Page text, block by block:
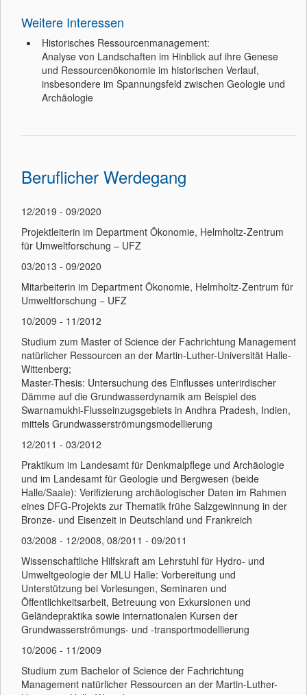
Weitere Interessen
Historisches Ressourcenmanagement:
Analyse von Landschaften im Hinblick auf ihre Genese
und Ressourcenökonomie im historischen Verlauf,
insbesondere im Spannungsfeld zwischen Geologie und
Archäologie
Beruflicher Werdegang
12/2019 - 09/2020
Projektleiterin im Department Ökonomie, Helmholtz-Zentrum
für Umweltforschung – UFZ
03/2013 - 09/2020
Mitarbeiterin im Department Ökonomie, Helmholtz-Zentrum für
Umweltforschung − UFZ
10/2009 - 11/2012
Studium zum Master of Science der Fachrichtung Management
natürlicher Ressourcen an der Martin-Luther-Universität Halle-
Wittenberg;
Master-Thesis: Untersuchung des Einflusses unterirdischer
Dämme auf die Grundwasserdynamik am Beispiel des
Swarnamukhi-Flusseinzugsgebiets in Andhra Pradesh, Indien,
mittels Grundwasserströmungsmodellierung
12/2011 - 03/2012
Praktikum im Landesamt für Denkmalpflege und Archäologie
und im Landesamt für Geologie und Bergwesen (beide
Halle/Saale): Verifizierung archäologischer Daten im Rahmen
eines DFG-Projekts zur Thematik frühe Salzgewinnung in der
Bronze- und Eisenzeit in Deutschland und Frankreich
03/2008 - 12/2008, 08/2011 - 09/2011
Wissenschaftliche Hilfskraft am Lehrstuhl für Hydro- und
Umweltgeologie der MLU Halle: Vorbereitung und
Unterstützung bei Vorlesungen, Seminaren und
Öffentlichkeitsarbeit, Betreuung von Exkursionen und
Geländepraktika sowie internationalen Kursen der
Grundwasserströmungs- und -transportmodellierung
10/2006 - 11/2009
Studium zum Bachelor of Science der Fachrichtung
Management natürlicher Ressourcen an der Martin-Luther-